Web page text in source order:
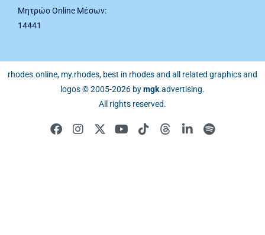
Μητρώο Online Μέσων:
14441
rhodes.online, my.rhodes, best in rhodes and all related graphics and
logos © 2005-2026 bymgk.advertising.
All rights reserved.